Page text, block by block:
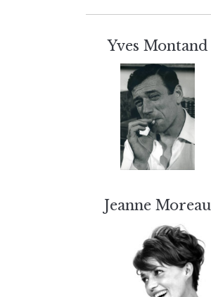
Yves Montand
Jeanne Moreau